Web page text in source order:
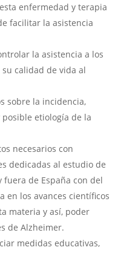
enfermedad y terapia
facilitar la asistencia
la asistencia a los
calidad de vida al
sobre la incidencia,
etiología de la
necesarios con
dedicadas al estudio de
de España con del
en los avances científicos
materia y así, poder
de Alzheimer.
medidas educativas,